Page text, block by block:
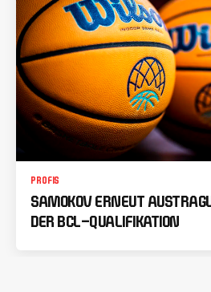
PROFIS
SAMOKOV ERNEUT
DER BCL-QUALIFIKATION